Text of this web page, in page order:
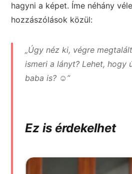
hagyni a képet. Íme néhány
hozzászólások közül:
„Úgy néz ki, végre
ismeri a lányt? Lehet, hogy
baba is? ☺️”
Ez is érdekelhet